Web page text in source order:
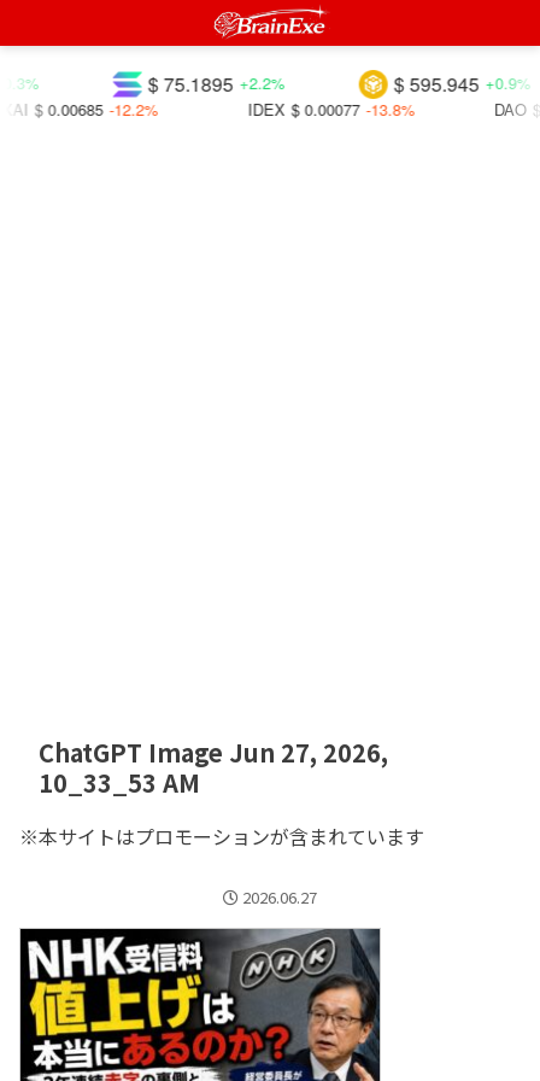
$ 595.945 +0.9%
$ 75.1895 +2.2%
DAO $
IDEX $ 0.00077 -13.8%
$ 0.00685 -12.2%
ChatGPT Image Jun 27, 2026,
10_33_53 AM
※本サイトはプロモーションが含まれています
2026.06.27